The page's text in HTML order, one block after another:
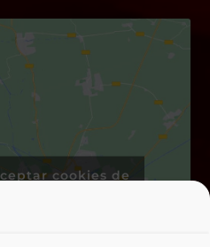
cookies de